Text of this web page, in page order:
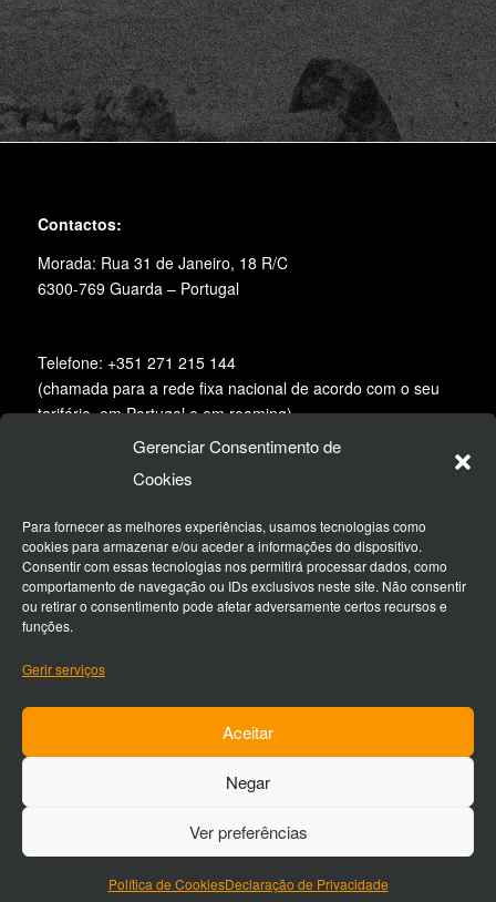
Gerenciar Consentimento de
Cookies
Para fornecer as melhores experiências, usamos tecnologias como
cookies para armazenar e/ou aceder a informações do dispositivo.
Consentir com essas tecnologias nos permitirá processar dados, como
comportamento de navegação ou IDs exclusivos neste site. Não consentir
ou retirar o consentimento pode afetar adversamente certos recursos e
funções.
Gerir serviços
Aceitar
Negar
Ver preferências
Política de CookiesDeclaração de Privacidade
Contactos:
Morada: Rua 31 de Janeiro, 18 R/C
6300-769 Guarda – Portugal
Telefone: +351 271 215 144
(chamada para a rede fixa nacional de acordo com o seu
tarifário, em Portugal e em roaming)
geral@desertspirit.pt
Siga-nos na redes sociais:
Privacidade e Cookies
Termos e Condições